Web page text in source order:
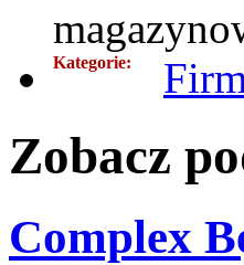
Kategorie:
Zobacz
Complex